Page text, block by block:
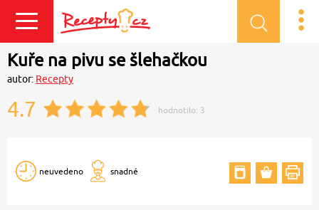
Přihlásit se
Kuře na pivu se šlehačkou
autor: Recepty
4.7 hodnotilo: 3
neuvedeno snadné